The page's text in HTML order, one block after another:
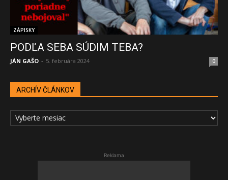
ZÁPISKY
PODĽA SEBA SÚDIM TEBA?
JÁN GAŠO - 5. februára 2024 0
ARCHÍV ČLÁNKOV
ARCHÍV
ČLÁNKOV
Reklama